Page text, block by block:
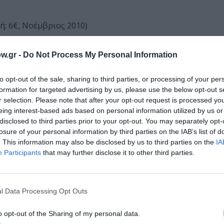
- Do Not Process My Personal Information
opt-out of the sale, sharing to third parties, or processing of your
for targeted advertising by us, please use the below opt-out
selection. Please note that after your opt-out request is processed
interest-based ads based on personal information utilized by us
to third parties prior to your opt-out. You may separately
of your personal information by third parties on the IAB’s list of
This information may also be disclosed by us to third parties on the
Participants that may further disclose it to other third parties.
Data Processing Opt Outs
opt-out of the Sharing of my personal data.
6€, Νοέμβριος 2010)
έχουν κλέψει τα εφτά μυθικά πλάσματα. Οι
αναστάτωση. Θα καταφέρουν, άραγε, η Ρέιτσελ και
6€, Νοέμβριος 2010)
μυθικό πλάσμα που μένει να βρουν η Κρίστι και η
να τη βρουν πρώτοι. Ένας αγώνας δρόμου
ΟΥΡΑΝΙΟ ΤΟΞΟ – Οι νεράιδες των μυθικών πλασμάτων.
ασφαλή τα μυθικά πλάσματα!